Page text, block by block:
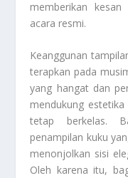
memberikan
acara resmi.
Keanggunan
terapkan pada
yang hangat dan
mendukung
tetap berkelas.
penampilan kuku
menonjolkan sisi
Oleh karena itu,